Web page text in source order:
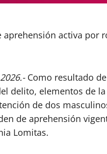
activa por
Como resultado
delito, elementos de
de dos
de aprehensión
Lomitas.